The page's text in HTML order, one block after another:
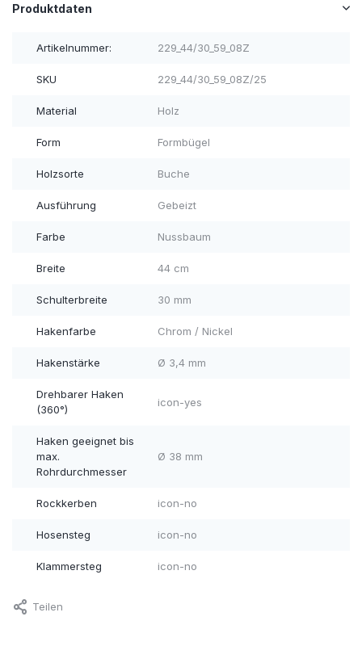
Produktdaten
Artikelnummer: 229_44/30_59_08Z
SKU 229_44/30_59_08Z/25
Material Holz
Form Formbügel
Holzsorte Buche
Ausführung Gebeizt
Farbe Nussbaum
Breite 44 cm
Schulterbreite 30 mm
Hakenfarbe Chrom / Nickel
Hakenstärke Ø 3,4 mm
Drehbarer Haken
(360°)
icon-yes
Haken geeignet bis
max.
Rohrdurchmesser
Ø 38 mm
Rockkerben icon-no
Hosensteg icon-no
Klammersteg icon-no
Teilen